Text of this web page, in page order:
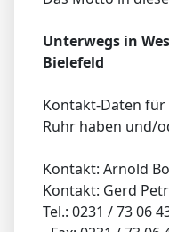
Unterwegs in
Bielefeld
Kontakt-Daten für
Ruhr haben und/
Kontakt: Arnold
Kontakt: Gerd
Tel.: 0231 / 73 06